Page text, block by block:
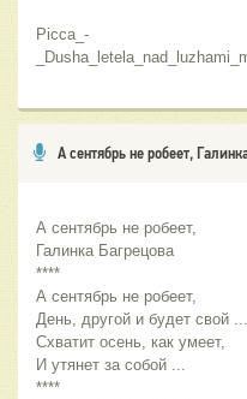
Picca_-
А сентябрь не робеет,
А сентябрь не робеет,
Галинка Багрецова
****
А сентябрь не робеет,
День, другой и будет свой ...
Схватит осень, как умеет,
И утянет за собой ...
****